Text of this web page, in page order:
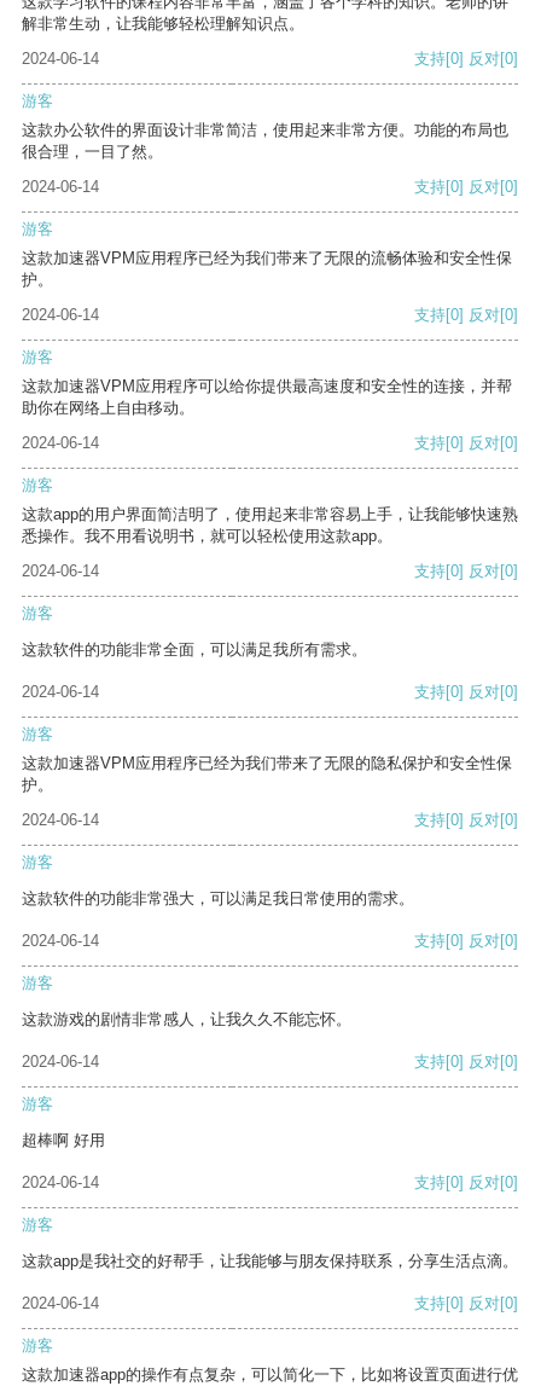
解非常生动，让我能够轻松理解知识点。
2024-06-14
支持[0] 反对[0]
游客
这款办公软件的界面设计非常简洁，使用起来非常方便。功能的布局也
很合理，一目了然。
2024-06-14
支持[0] 反对[0]
游客
这款加速器VPM应用程序已经为我们带来了无限的流畅体验和安全性保
护。
2024-06-14
支持[0] 反对[0]
游客
这款加速器VPM应用程序可以给你提供最高速度和安全性的连接，并帮
助你在网络上自由移动。
2024-06-14
支持[0] 反对[0]
游客
这款app的用户界面简洁明了，使用起来非常容易上手，让我能够快速熟
悉操作。我不用看说明书，就可以轻松使用这款app。
2024-06-14
支持[0] 反对[0]
游客
这款软件的功能非常全面，可以满足我所有需求。
2024-06-14 支持[0] 反对[0]
游客
这款加速器VPM应用程序已经为我们带来了无限的隐私保护和安全性保
护。
2024-06-14
支持[0] 反对[0]
游客
这款软件的功能非常强大，可以满足我日常使用的需求。
2024-06-14 支持[0] 反对[0]
游客
这款游戏的剧情非常感人，让我久久不能忘怀。
2024-06-14 支持[0] 反对[0]
游客
超棒啊 好用
2024-06-14 支持[0] 反对[0]
游客
这款app是我社交的好帮手，让我能够与朋友保持联系，分享生活点滴。
2024-06-14 支持[0] 反对[0]
游客
这款加速器app的操作有点复杂，可以简化一下，比如将设置页面进行优